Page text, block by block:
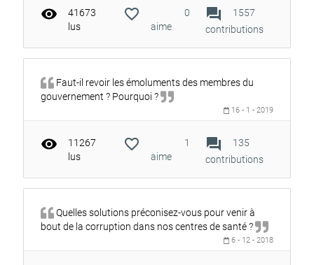
visibility
41673
lus
favorite_outline
0
aime
forum
1557
contributions
Faut-il revoir les émoluments des membres du
gouvernement ? Pourquoi ?
16 - 1 - 2019
visibility
11267
lus
favorite_outline
1
aime
forum
135
contributions
Quelles solutions préconisez-vous pour venir à
bout de la corruption dans nos centres de santé ?
6 - 12 - 2018